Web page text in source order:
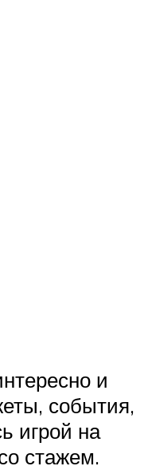
и
события,
игрой на
стажем.